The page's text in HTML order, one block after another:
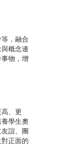
，融合
概念連
物，增
、更
學生奧
誼、團
正面的